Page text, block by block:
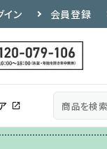
イン 会員登録
open_in_new